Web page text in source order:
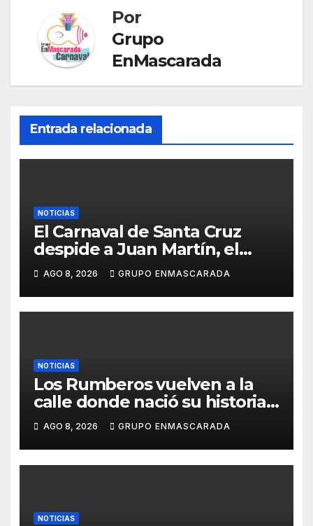
Por
Grupo
EnMascarada
Entrada relacionada
NOTICIAS
El Carnaval de Santa Cruz
despide a Juan Martín, el
inolvidable «Cristóbal Colón»
AGO 8, 2026 GRUPO ENMASCARADA
NOTICIAS
Los Rumberos vuelven a la
calle donde nació su historia:
51 años después, el mismo
barrio, el mismo orgullo
AGO 8, 2026 GRUPO ENMASCARADA
NOTICIAS